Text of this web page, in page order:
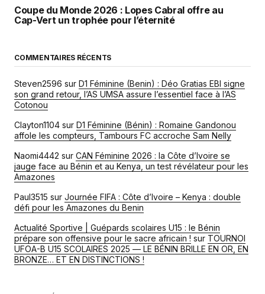
Coupe du Monde 2026 : Lopes Cabral offre au
Cap-Vert un trophée pour l’éternité
COMMENTAIRES RÉCENTS
Steven2596 sur D1 Féminine (Benin) : Déo Gratias EBI signe
son grand retour, l’AS UMSA assure l’essentiel face à l’AS
Cotonou
Clayton1104 sur D1 Féminine (Bénin) : Romaine Gandonou
affole les compteurs, Tambours FC accroche Sam Nelly
Naomi4442 sur CAN Féminine 2026 : la Côte d’Ivoire se
jauge face au Bénin et au Kenya, un test révélateur pour les
Amazones
Paul3515 sur Journée FIFA : Côte d’Ivoire – Kenya : double
défi pour les Amazones du Benin
Actualité Sportive | Guépards scolaires U15 : le Bénin
prépare son offensive pour le sacre africain ! sur TOURNOI
UFOA-B U15 SCOLAIRES 2025 — LE BÉNIN BRILLE EN OR, EN
BRONZE… ET EN DISTINCTIONS !